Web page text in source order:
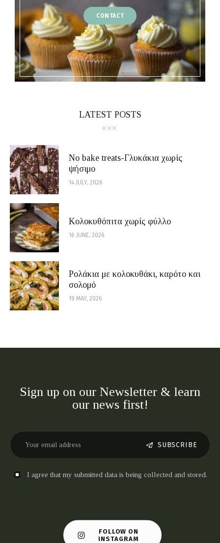
CONTACT
LATEST POSTS
No bake treats-Γλυκάκια χωρίς
ψήσιμο
14 JULY, 2026
Κολοκυθόπιτα χωρίς φύλλο
16 JUNE, 2026
Ρολάκια με κολοκυθάκι, καρότο και
σολομό
19 MAY, 2026
Sign up on our Newsletter & learn
our news first!
SUBSCRIBE
I agree that my submitted data is being collected and stored.
FOLLOW ON
INSTAGRAM